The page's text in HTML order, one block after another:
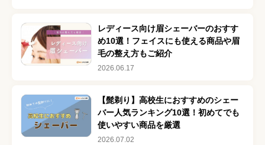
レディース向け眉シェーバーのおすす
め10選！フェイスにも使える商品や眉
毛の整え方もご紹介
2026.06.17
【髭剃り】高校生におすすめのシェー
バー人気ランキング10選！初めてでも
使いやすい商品を厳選
2026.07.02